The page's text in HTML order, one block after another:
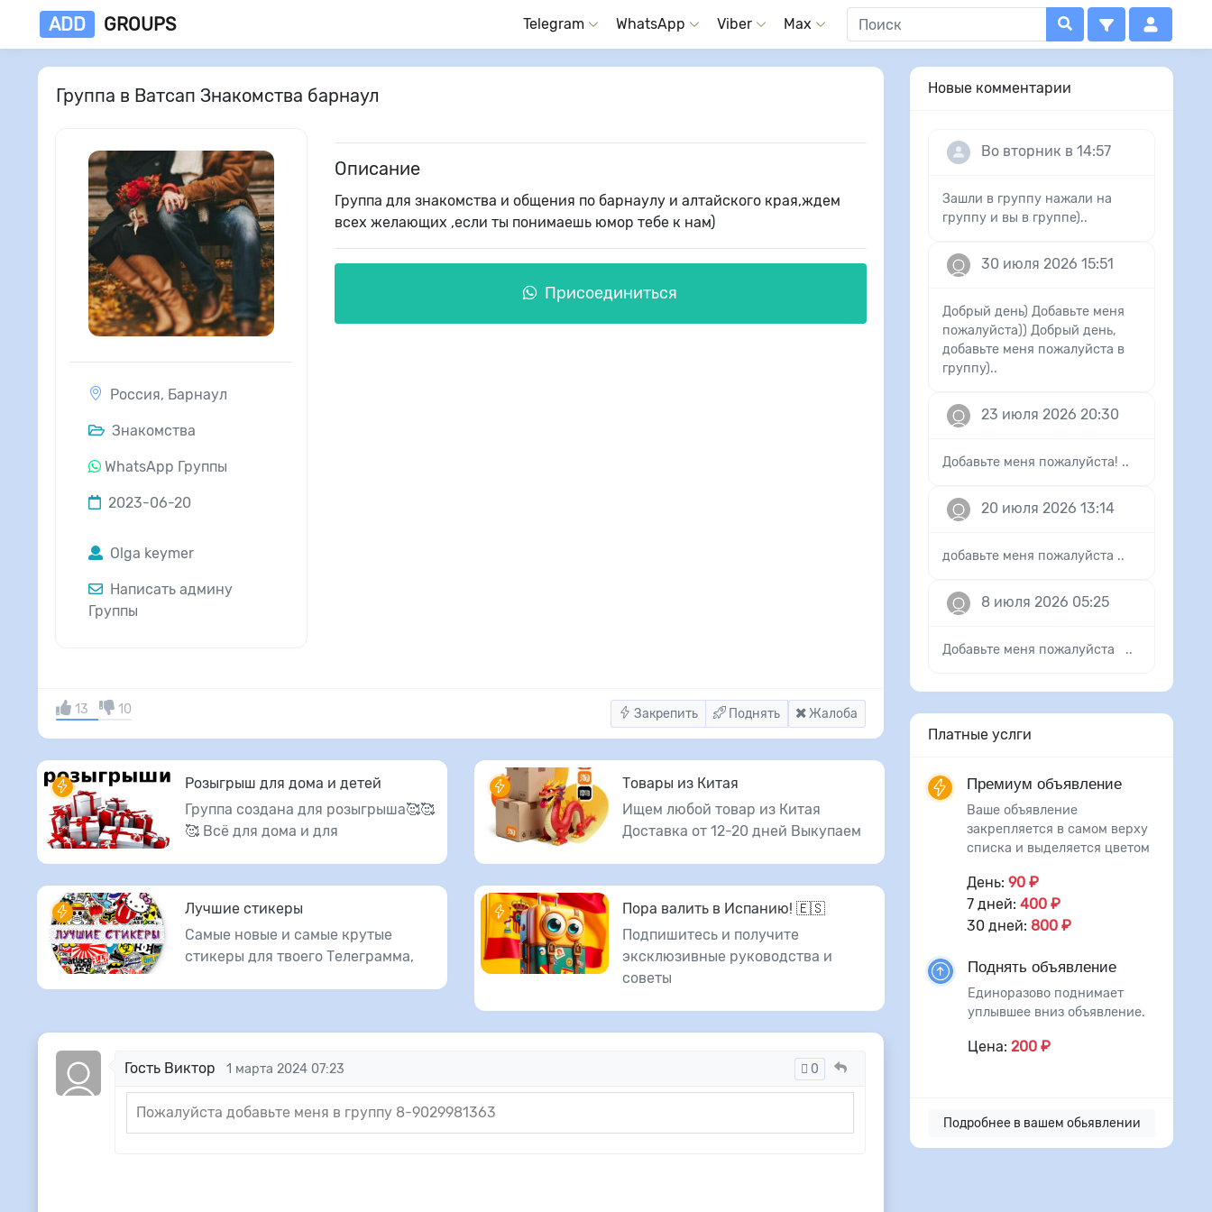
ADD GROUPS Telegram WhatsApp Viber Max
Группа в Ватсап Знакомства барнаул
Россия, Барнаул
Знакомства
WhatsApp Группы
2023-06-20
Olga keymer
Написать админу
Группы
Описание
Группа для знакомства и общения по барнаулу и алтайского края,ждем
всех желающих ,если ты понимаешь юмор тебе к нам)
Присоединиться
Закрепить Поднять Жалоба
13 10
Розыгрыш для дома и детей
Группа создана для розыгрыша🥰🥰
🥰 Всё для дома и для
Товары из Китая
Ищем любой товар из Китая
Доставка от 12-20 дней Выкупаем
Лучшие стикеры
Самые новые и самые крутые
стикеры для твоего Телеграмма,
Пора валить в Испанию! 🇪🇸
Подпишитесь и получите
эксклюзивные руководства и
советы
0
Гость Виктор 1 марта 2024 07:23
Пожалуйста добавьте меня в группу 8-9029981363
Новые комментарии
Во вторник в 14:57
Зашли в группу нажали на
группу и вы в группе)..
30 июля 2026 15:51
Добрый день) Добавьте меня
пожалуйста)) Добрый день,
добавьте меня пожалуйста в
группу)..
23 июля 2026 20:30
Добавьте меня пожалуйста! ..
20 июля 2026 13:14
добавьте меня пожалуйста ..
8 июля 2026 05:25
Добавьте меня пожалуйста ..
Платные услги
Премиум объявление
Ваше объявление
закрепляется в самом верху
списка и выделяется цветом
День: 90 ₽
7 дней: 400 ₽
30 дней: 800 ₽
Поднять объявление
Единоразово поднимает
уплывшее вниз объявление.
Цена: 200 ₽
Подробнее в вашем обьявлении